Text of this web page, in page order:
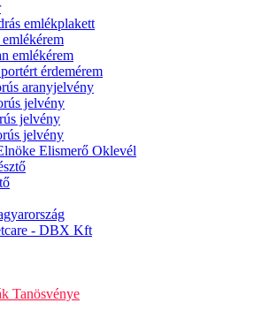
emlékplakett
emlékérem
érdemérem
aranyjelvény
jelvény
jelvény
jelvény
Elismerő Oklevél
- DBX Kft
Tanösvénye